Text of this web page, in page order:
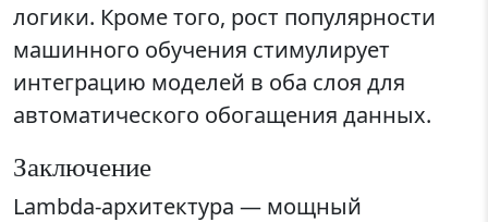
логики. Кроме того, рост популярности
машинного обучения стимулирует
интеграцию моделей в оба слоя для
автоматического обогащения данных.
Заключение
Lambda-архитектура — мощный